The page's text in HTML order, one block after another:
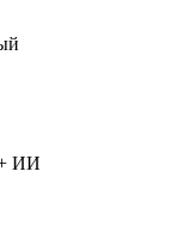
+ ИИ